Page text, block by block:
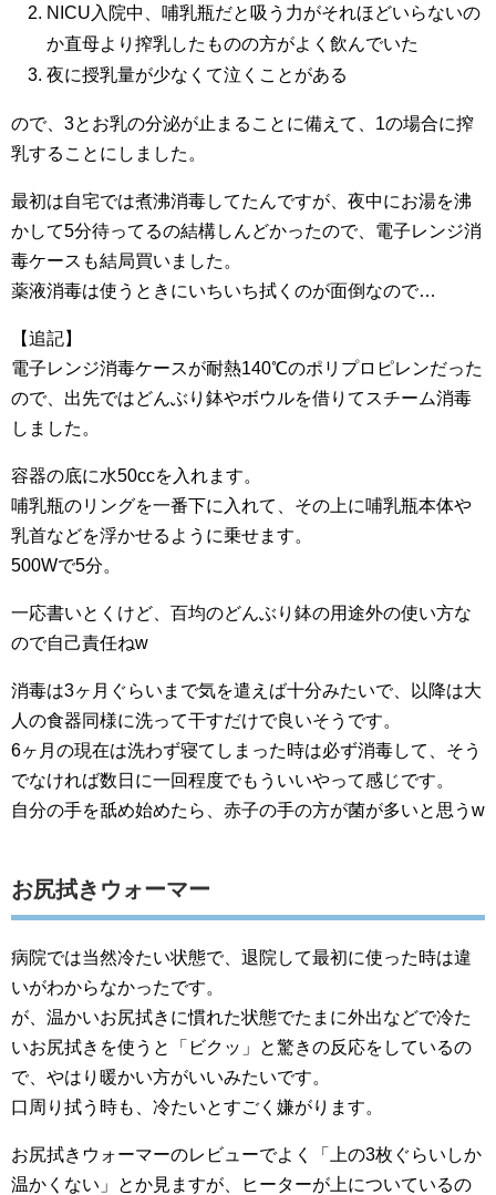
NICU入院中、哺乳瓶だと吸う力がそれほどいらないの
か直母より搾乳したものの方がよく飲んでいた
夜に授乳量が少なくて泣くことがある
ので、3とお乳の分泌が止まることに備えて、1の場合に搾
乳することにしました。
最初は自宅では煮沸消毒してたんですが、夜中にお湯を沸
かして5分待ってるの結構しんどかったので、電子レンジ消
毒ケースも結局買いました。
薬液消毒は使うときにいちいち拭くのが面倒なので…
【追記】
電子レンジ消毒ケースが耐熱140℃のポリプロピレンだった
ので、出先ではどんぶり鉢やボウルを借りてスチーム消毒
しました。
容器の底に水50ccを入れます。
哺乳瓶のリングを一番下に入れて、その上に哺乳瓶本体や
乳首などを浮かせるように乗せます。
500Wで5分。
一応書いとくけど、百均のどんぶり鉢の用途外の使い方な
ので自己責任ねw
消毒は3ヶ月ぐらいまで気を遣えば十分みたいで、以降は大
人の食器同様に洗って干すだけで良いそうです。
6ヶ月の現在は洗わず寝てしまった時は必ず消毒して、そう
でなければ数日に一回程度でもういいやって感じです。
自分の手を舐め始めたら、赤子の手の方が菌が多いと思うw
お尻拭きウォーマー
病院では当然冷たい状態で、退院して最初に使った時は違
いがわからなかったです。
が、温かいお尻拭きに慣れた状態でたまに外出などで冷た
いお尻拭きを使うと「ビクッ」と驚きの反応をしているの
で、やはり暖かい方がいいみたいです。
口周り拭う時も、冷たいとすごく嫌がります。
お尻拭きウォーマーのレビューでよく「上の3枚ぐらいしか
温かくない」とか見ますが、ヒーターが上についているの